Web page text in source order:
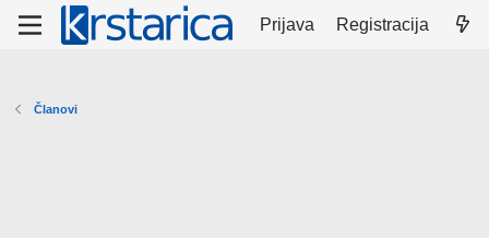
Prijava Registracija
Članovi